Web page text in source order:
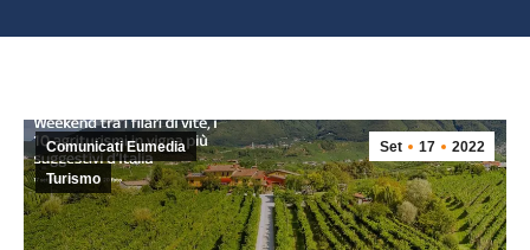
Set 17 2022
Comunicati Eumedia
Turismo